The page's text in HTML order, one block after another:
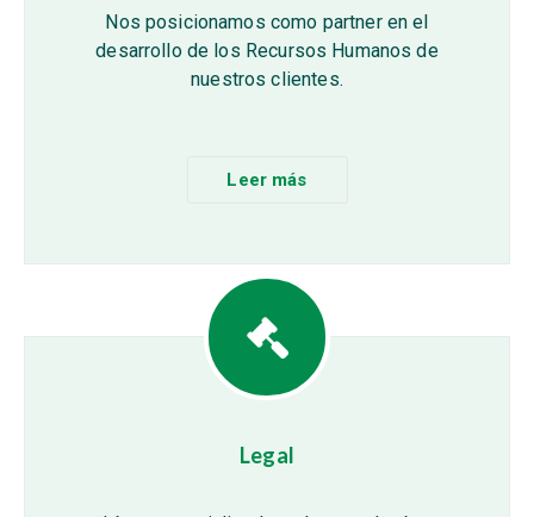
Nos posicionamos como partner en el
desarrollo de los Recursos Humanos de
nuestros clientes.
Leer más
Legal